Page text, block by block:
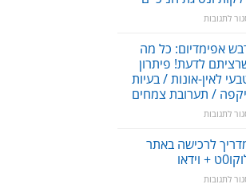
לתגובותעל
לשטיפה
דנטלית:
ניקוי
שיניים,
חניכיים
וחלל
–
למניעת
עששת,
דלקות
אפימדיום: כל מה
לדעת! פיתרון
לאין-אונות / בעיות
/ תערובת צמחים
לתגובותעל
אפימדיום:
כל
מה
שרציתם
לרכישה באתר
+ וידאו
לתגובותעל